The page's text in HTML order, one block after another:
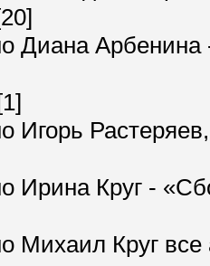
Диана
Игорь
Ирина Круг -
Михаил Круг